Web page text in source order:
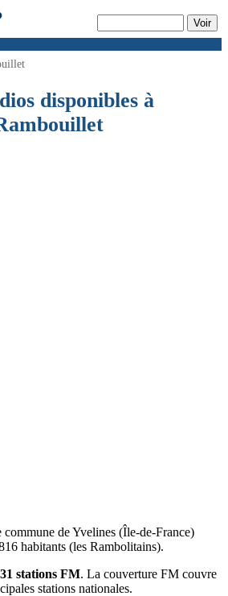
disponibles à
commune de Yvelines (Île-de-France)
habitants (les Rambolitains).
31 stations FM. La couverture FM couvre
stations nationales.